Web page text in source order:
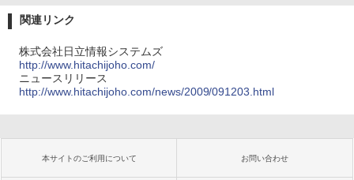
関連リンク
株式会社日立情報システムズ
http://www.hitachijoho.com/
ニュースリリース
http://www.hitachijoho.com/news/2009/091203.html
本サイトのご利用について お問い合わせ